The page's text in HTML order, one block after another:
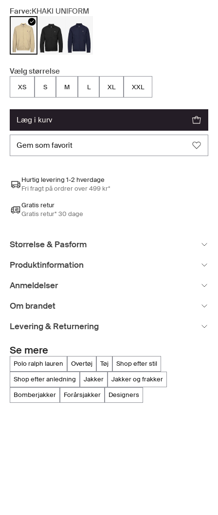
Farve:KHAKI UNIFORM
Vælg størrelse
XS S M L XL XXL
læg i kurv
gem som favorit
Hurtig levering 1-2 hverdage
Fri fragt på ordrer over 499 kr*
Gratis retur
Gratis retur* 30 dage
Størrelse & Pasform
Produktinformation
Anmeldelser
Om brandet
Levering & Returnering
Se mere
polo ralph lauren overtøj tøj
shop efter stil
shop efter anledning
jakker
jakker og frakker
bomberjakker
forårsjakker designers